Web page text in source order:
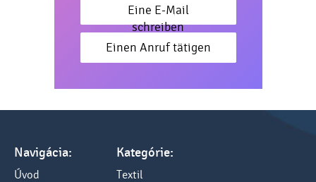
Eine E-Mail
schreiben
Einen Anruf tätigen
Navigácia:
Úvod
Kategórie:
Textil